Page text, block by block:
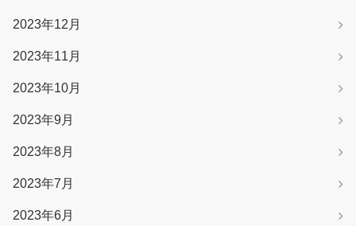
2023年12月
2023年11月
2023年10月
2023年9月
2023年8月
2023年7月
2023年6月